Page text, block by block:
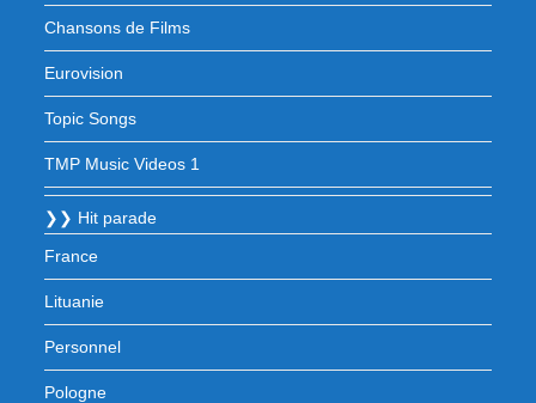
Chansons de Films
Eurovision
Topic Songs
TMP Music Videos 1
❯❯ Hit parade
France
Lituanie
Personnel
Pologne